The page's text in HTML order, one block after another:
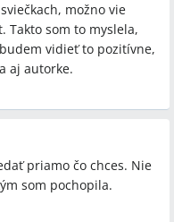
možno vie
Takto som to myslela,
vidieť to pozitívne,
aj autorke.
priamo čo chces. Nie
som pochopila.